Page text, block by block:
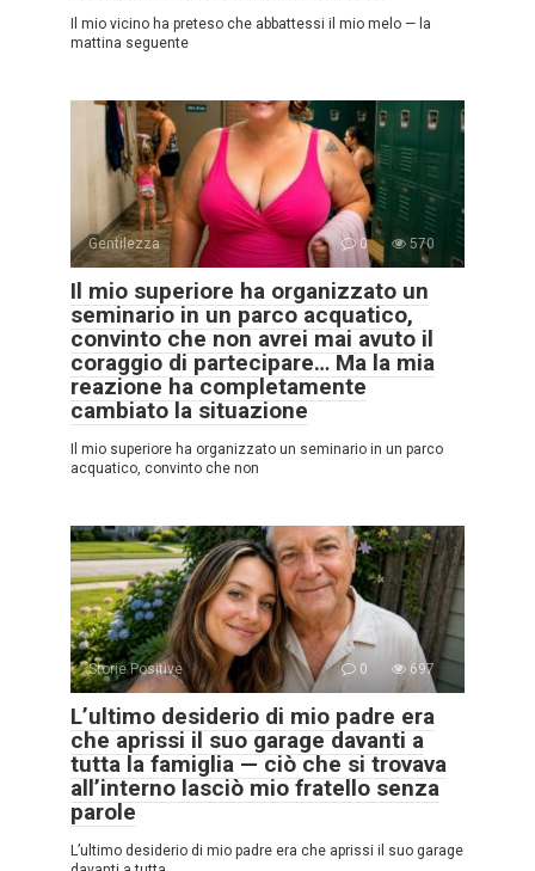
Il mio vicino ha preteso che abbattessi il mio melo — la
mattina seguente
Gentilezza 0 570
Il mio superiore ha organizzato un
seminario in un parco acquatico,
convinto che non avrei mai avuto il
coraggio di partecipare… Ma la mia
reazione ha completamente
cambiato la situazione
Il mio superiore ha organizzato un seminario in un parco
acquatico, convinto che non
Storie Positive 0 697
L’ultimo desiderio di mio padre era
che aprissi il suo garage davanti a
tutta la famiglia — ciò che si trovava
all’interno lasciò mio fratello senza
parole
L’ultimo desiderio di mio padre era che aprissi il suo garage